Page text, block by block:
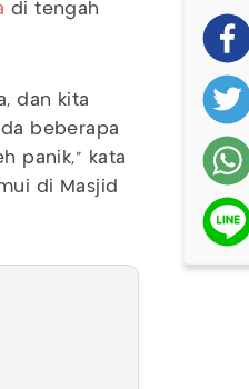
di tengah
dan kita
beberapa
panik," kata
di Masjid